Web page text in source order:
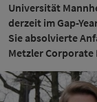
Universität
derzeit im Gap-
Sie absolvierte
Metzler Corporate